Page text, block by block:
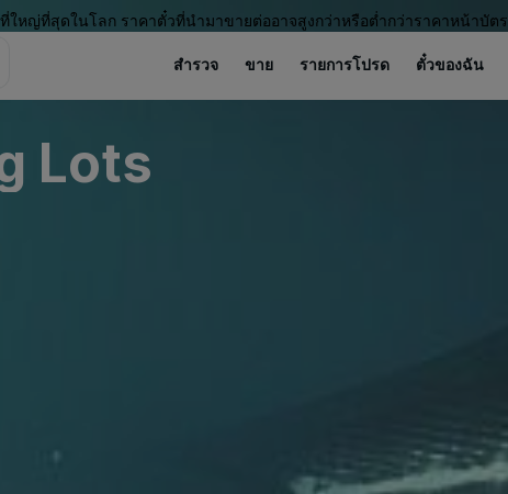
ใหญ่ที่สุดในโลก ราคาตั๋วที่นำมาขายต่ออาจสูงกว่าหรือต่ำกว่าราคาหน้าบัตร
สำรวจ ขาย รายการโปรด ตั๋วของฉัน
Lots